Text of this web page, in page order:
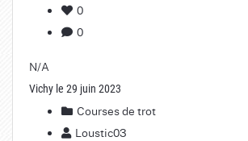
0
0
N/A
Vichy le 29 juin 2023
Courses de trot
Loustic03